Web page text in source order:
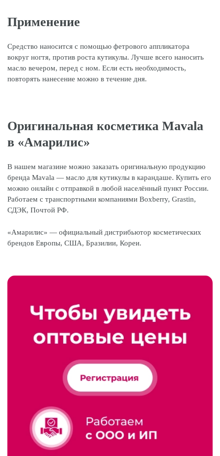
Применение
Средство наносится с помощью фетрового аппликатора
вокруг ногтя, против роста кутикулы. Лучше всего наносить
масло вечером, перед с ном. Если есть необходимость,
повторять нанесение можно в течение дня.
Оригинальная косметика Mavala
в «Амарилис»
В нашем магазине можно заказать оригинальную продукцию
бренда Mavala — масло для кутикулы в карандаше. Купить его
можно онлайн с отправкой в любой населённый пункт России.
Работаем с транспортными компаниями Boxberry, Grastin,
СДЭК, Почтой РФ.
«Амарилис» — официальный дистрибьютор косметических
брендов Европы, США, Бразилии, Кореи.